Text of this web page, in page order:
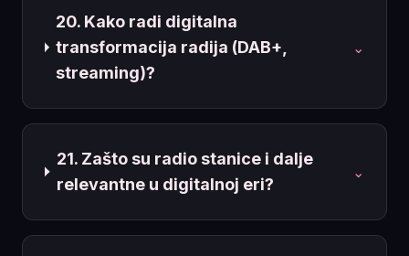
20. Kako radi digitalna
transformacija radija (DAB+,
streaming)?
⌄
21. Zašto su radio stanice i dalje
relevantne u digitalnoj eri?
⌄